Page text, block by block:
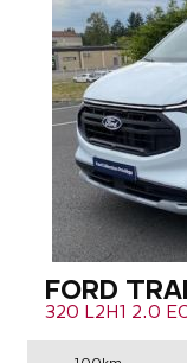
FORD
320 L2H1 2.0